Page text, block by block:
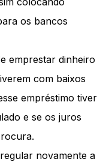
os bancos
emprestar dinheiro
com baixos
empréstimo tiver
e se os juros
novamente a